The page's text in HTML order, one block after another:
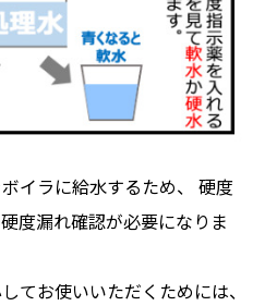
イラに給水するため、 硬度
度漏れ確認が必要になりま
てお使いいただくためには、